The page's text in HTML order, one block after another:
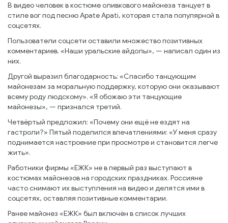
В видео человек в костюме оливкового майонеза танцует в
стиле вог под песню Apate Apati, которая стала популярной в
соцсетях.
Пользователи соцсети оставили множество позитивных
комментариев. «Наши уральские айдолы», — написал один из
них.
Другой выразил благодарность: «Спасибо танцующим
майонезам за моральную поддержку, которую они оказывают
всему роду людскому». «Я обожаю эти танцующие
майонезы», — признался третий.
Четвёртый предложил: «Почему они ещё не ездят на
гастроли?» Пятый поделился впечатлениями: «У меня сразу
поднимается настроение при просмотре и становится легче
жить».
Работники фирмы «ЕЖК» не в первый раз выступают в
костюмах майонезов на городских праздниках. Россияне
часто снимают их выступления на видео и делятся ими в
соцсетях, оставляя позитивные комментарии.
Ранее майонез «ЕЖК» был включён в список лучших